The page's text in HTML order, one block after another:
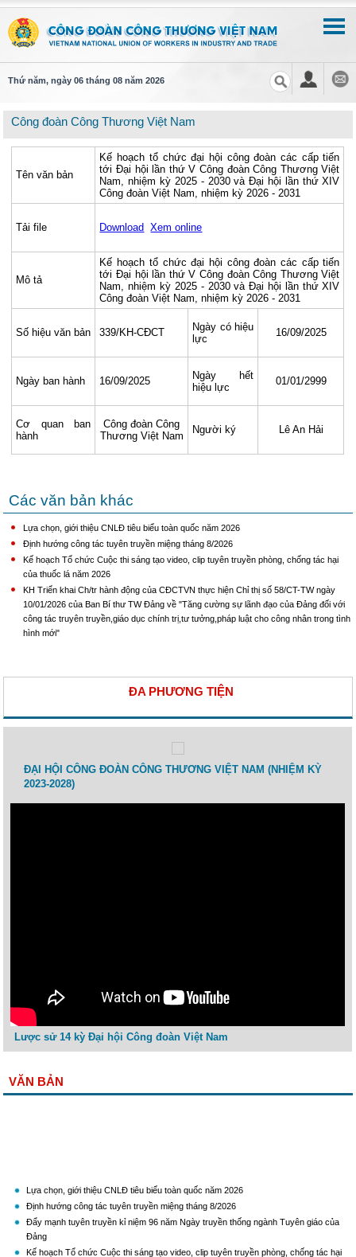
Thứ năm, ngày 06 tháng 08 năm 2026
Công đoàn Công Thương Việt Nam
Tên văn bản
Kế hoạch tổ chức đại hội công đoàn các cấp tiến
tới Đại hội lần thứ V Công đoàn Công Thương Việt
Nam, nhiệm kỳ 2025 - 2030 và Đại hội lần thứ XIV
Công đoàn Việt Nam, nhiệm kỳ 2026 - 2031
Tải file Download Xem online
Mô tả
Kế hoạch tổ chức đại hội công đoàn các cấp tiến
tới Đại hội lần thứ V Công đoàn Công Thương Việt
Nam, nhiệm kỳ 2025 - 2030 và Đại hội lần thứ XIV
Công đoàn Việt Nam, nhiệm kỳ 2026 - 2031
Số hiệu văn bản 339/KH-CĐCT
Ngày có hiệu
lực
16/09/2025
Ngày ban hành 16/09/2025
Ngày hết
hiệu lực
01/01/2999
Cơ quan ban
hành
Công đoàn Công
Thương Việt Nam
Người ký Lê An Hải
Các văn bản khác
Lựa chọn, giới thiệu CNLĐ tiêu biểu toàn quốc năm 2026
Định hướng công tác tuyên truyền miệng tháng 8/2026
Kế hoạch Tổ chức Cuộc thi sáng tạo video, clip tuyên truyền phòng, chống tác hại
của thuốc lá năm 2026
KH Triển khai Ch/tr hành động của CĐCTVN thực hiện Chỉ thị số 58/CT-TW ngày
10/01/2026 của Ban Bí thư TW Đảng về "Tăng cường sự lãnh đạo của Đảng đối với
công tác truyên truyền,giáo dục chính trị,tư tưởng,pháp luật cho công nhân trong tình
hình mới"
ĐA PHƯƠNG TIỆN
ĐẠI HỘI CÔNG ĐOÀN CÔNG THƯƠNG VIỆT NAM (NHIỆM KỲ
2023-2028)
Lược sử 14 kỳ Đại hội Công đoàn Việt Nam
VĂN BẢN
Lựa chọn, giới thiệu CNLĐ tiêu biểu toàn quốc năm 2026
Định hướng công tác tuyên truyền miệng tháng 8/2026
Đẩy mạnh tuyên truyền kỉ niệm 96 năm Ngày truyền thống ngành Tuyên giáo của
Đảng
Kế hoạch Tổ chức Cuộc thi sáng tạo video, clip tuyên truyền phòng, chống tác hại